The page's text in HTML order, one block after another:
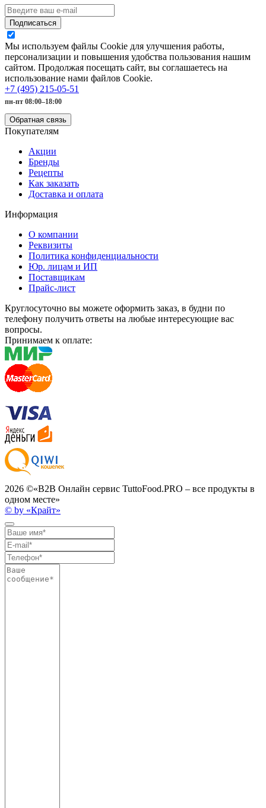
Подписаться
Мы используем файлы Cookie для улучшения работы,
персонализации и повышения удобства пользования нашим
сайтом. Продолжая посещать сайт, вы соглашаетесь на
использование нами файлов Cookie.
+7 (495) 215-05-51
пн-пт 08:00–18:00
Обратная связь
Покупателям
Акции
Бренды
Рецепты
Как заказать
Доставка и оплата
Информация
О компании
Реквизиты
Политика конфиденциальности
Юр. лицам и ИП
Поставщикам
Прайс-лист
Круглосуточно вы можете оформить заказ, в будни по
телефону получить ответы на любые интересующие вас
вопросы.
Принимаем к оплате:
2026 ©«B2B Онлайн сервис TuttoFood.PRO – все продукты в
одном месте»
© by «Крайт»